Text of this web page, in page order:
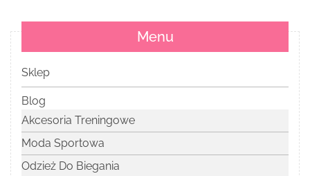
Menu
Sklep
Blog
Akcesoria Treningowe
Moda Sportowa
Odzież Do Biegania